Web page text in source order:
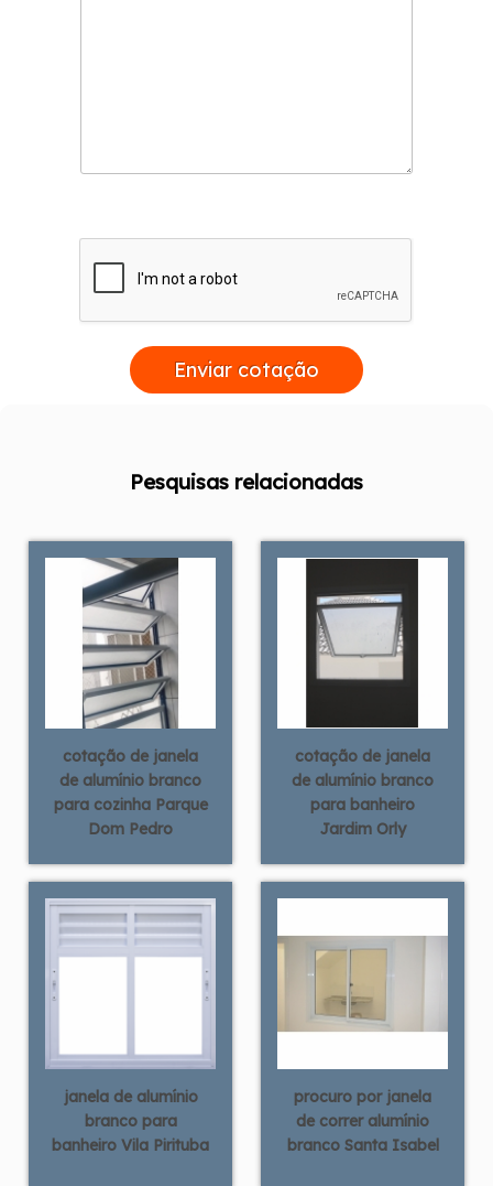
Enviar cotação
Pesquisas relacionadas
cotação de janela
de alumínio branco
para cozinha Parque
Dom Pedro
cotação de janela
de alumínio branco
para banheiro
Jardim Orly
janela de alumínio
branco para
banheiro Vila Pirituba
procuro por janela
de correr alumínio
branco Santa Isabel